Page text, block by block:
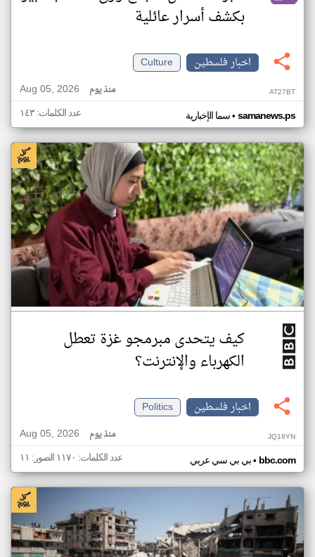
بكشف أسرار عائلية
اخبار فلسطين
Culture
Aug 05, 2026
منذ يوم AT27BT
سما الإخبارية• samanews.ps عدد الكلمات: ١٤٣
كيف يتحدى مبرمجو غزة تعطل
الكهرباء والإنترنت؟
اخبار فلسطين
Politics
Aug 05, 2026
منذ يوم JQ18YN
بي بي سي عربي• bbc.com عدد الكلمات: ١١٧٠ الصور: ١١